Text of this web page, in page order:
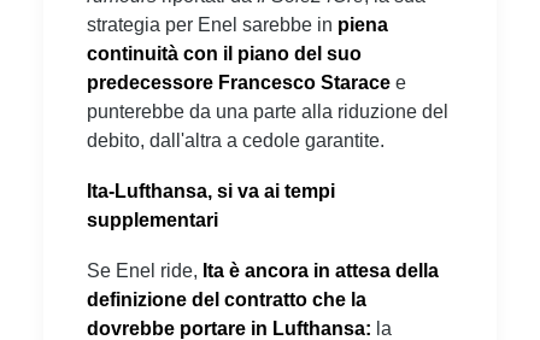
strategia per Enel sarebbe in piena
continuità con il piano del suo
predecessore Francesco Starace e
punterebbe da una parte alla riduzione del
debito, dall'altra a cedole garantite.
Ita-Lufthansa, si va ai tempi
supplementari
Se Enel ride, Ita è ancora in attesa della
definizione del contratto che la
dovrebbe portare in Lufthansa: la